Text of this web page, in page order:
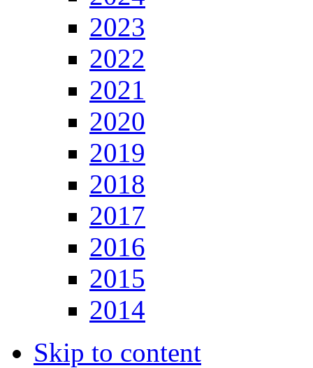
2023
2022
2021
2020
2019
2018
2017
2016
2015
2014
Skip to content